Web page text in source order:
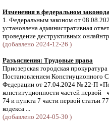
Изменения в федеральном
1. Федеральным законом от
установлена административная
проведение деструктивных
(добавлено 2024-12-26 )
Разъяснения: Трудовые права
Приозерская городская прокуратура
Постановлением Констиуционного
Федерации от 27.04.2024 № 22-П
конституционности частей первой -
74 и пункта 7 части первой статьи
кодекса ...
(добавлено 2024-05-30 )